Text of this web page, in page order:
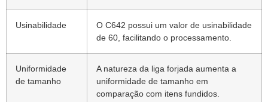
Usinabilidade
O C642 possui um valor de usinabilidade
de 60, facilitando o processamento.
Uniformidade
de tamanho
A natureza da liga forjada aumenta a
uniformidade de tamanho em
comparação com itens fundidos.